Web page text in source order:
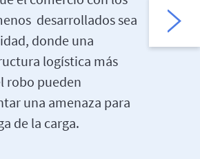
desarrollados sea
donde una
logística más
robo pueden
una amenaza para
de la carga.
estar